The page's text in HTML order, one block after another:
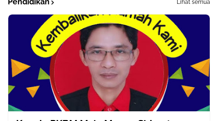
Pendidikan Lihat semua